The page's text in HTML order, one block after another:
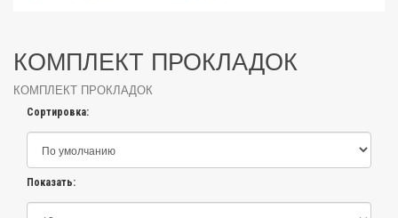
КОМПЛЕКТ ПРОКЛАДОК
КОМПЛЕКТ ПРОКЛАДОК
Сортировка:
Показать: